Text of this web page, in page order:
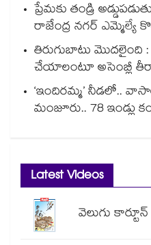
ప్రేమకు తండ్రి
రాజేంద్ర నగర్ ఎమ్మెల్యే
తిరుగుబాటు మొదలైంది :
చేయాలంటూ అసెంబ్లీ
‘ఇందిరమ్మ’ నీడలో..
మంజూరు.. 78 ఇండ్లు
Latest Videos
వెలుగు